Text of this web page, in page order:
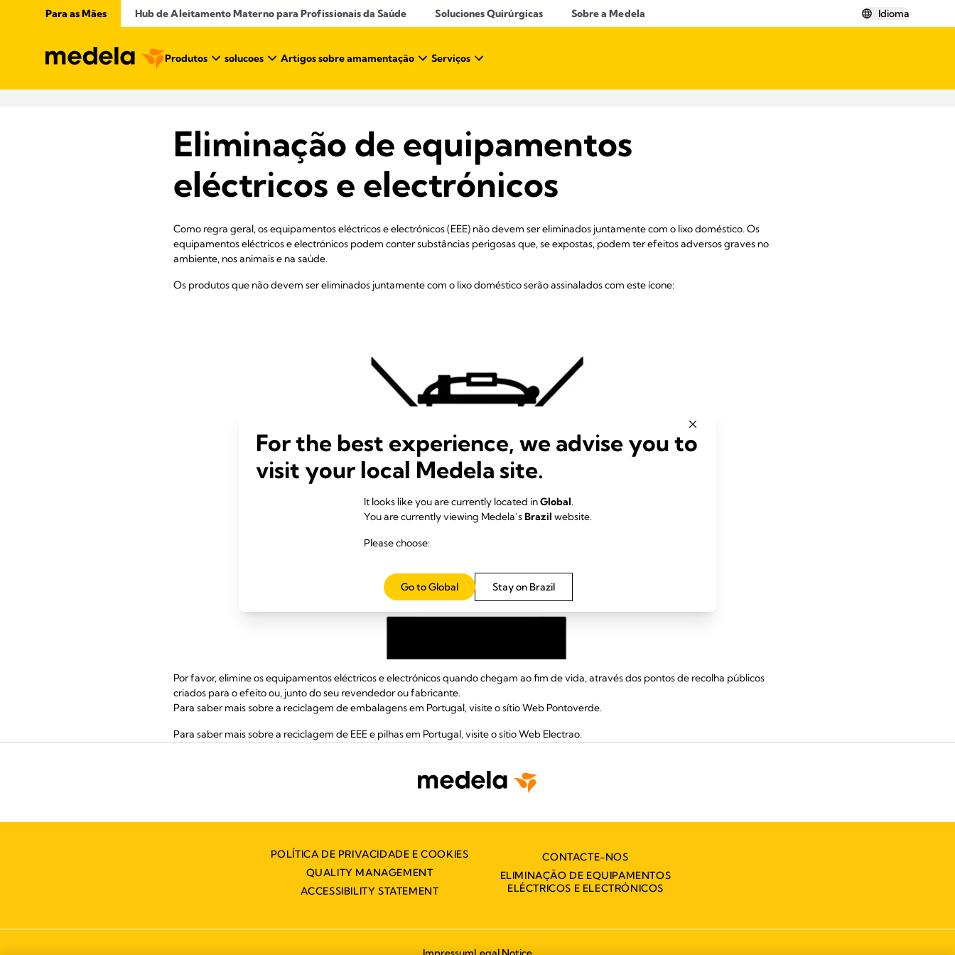
Para as Mães Hub de Aleitamento Materno para Profissionais da Saúde​ Soluciones Quirúrgicas Sobre a Medela Idioma
Produtos solucoes Artigos sobre amamentação​ Serviços
Eliminação de equipamentos
eléctricos e electrónicos
Como regra geral, os equipamentos eléctricos e electrónicos (EEE) não devem ser eliminados juntamente com o lixo doméstico. Os
equipamentos eléctricos e electrónicos podem conter substâncias perigosas que, se expostas, podem ter efeitos adversos graves no
ambiente, nos animais e na saúde.
Os produtos que não devem ser eliminados juntamente com o lixo doméstico serão assinalados com este ícone:
Por favor, elimine os equipamentos eléctricos e electrónicos quando chegam ao fim de vida, através dos pontos de recolha públicos
criados para o efeito ou, junto do seu revendedor ou fabricante.
Para saber mais sobre a reciclagem de embalagens em Portugal, visite o sítio Web Pontoverde.
Para saber mais sobre a reciclagem de EEE e pilhas em Portugal, visite o sítio Web Electrao.
POLÍTICA DE PRIVACIDADE E COOKIES
QUALITY MANAGEMENT
ACCESSIBILITY STATEMENT
CONTACTE-NOS
ELIMINAÇÃO DE EQUIPAMENTOS
ELÉCTRICOS E ELECTRÓNICOS
For the best experience, we advise you to
visit your local Medela site.
It looks like you are currently located inGlobal.
You are currently viewing Medela’sBrazil website.
Please choose:
Stay on Brazil
Go to Global